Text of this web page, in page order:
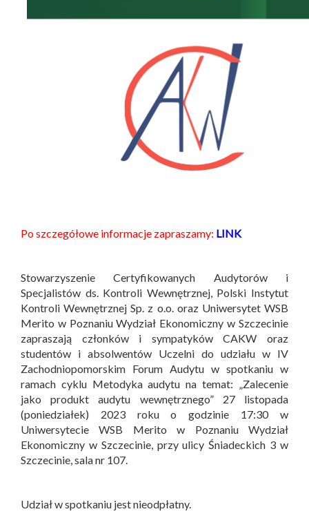
Po szczegółowe informacje zapraszamy: LINK
Stowarzyszenie Certyfikowanych Audytorów i
Specjalistów ds. Kontroli Wewnętrznej, Polski Instytut
Kontroli Wewnętrznej Sp. z o.o. oraz Uniwersytet WSB
Merito w Poznaniu Wydział Ekonomiczny w Szczecinie
zapraszają członków i sympatyków CAKW oraz
studentów i absolwentów Uczelni do udziału w IV
Zachodniopomorskim Forum Audytu w spotkaniu w
ramach cyklu Metodyka audytu na temat: „Zalecenie
jako produkt audytu wewnętrznego” 27 listopada
(poniedziałek) 2023 roku o godzinie 17:30 w
Uniwersytecie WSB Merito w Poznaniu Wydział
Ekonomiczny w Szczecinie, przy ulicy Śniadeckich 3 w
Szczecinie, sala nr 107.
Udział w spotkaniu jest nieodpłatny.